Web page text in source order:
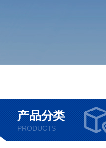
产品分类
PRODUCTS